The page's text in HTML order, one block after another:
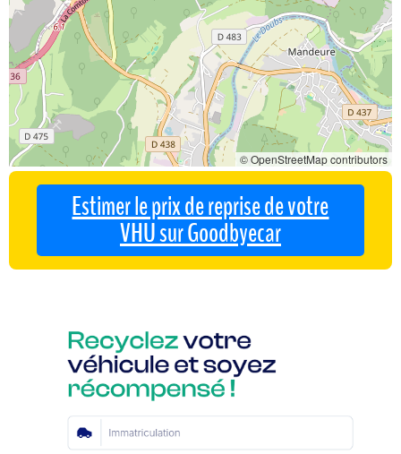
© OpenStreetMap contributors
Estimer le prix de reprise de votre
VHU sur Goodbyecar